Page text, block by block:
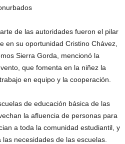
de las autoridades fueron el pilar
en su oportunidad Cristino Chávez,
Sierra Gorda, mencionó la
que fomenta en la niñez la
en equipo y la cooperación.
de educación básica de las
la afluencia de personas para
a toda la comunidad estudiantil, y
necesidades de las escuelas.